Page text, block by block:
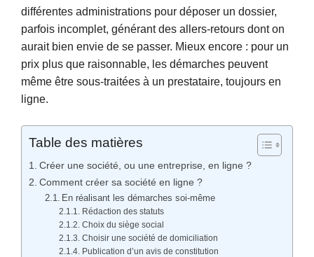
différentes administrations pour déposer un dossier,
parfois incomplet, générant des allers-retours dont on
aurait bien envie de se passer. Mieux encore : pour un
prix plus que raisonnable, les démarches peuvent
même être sous-traitées à un prestataire, toujours en
ligne.
Table des matières
Créer une société, ou une entreprise, en ligne ?
Comment créer sa société en ligne ?
En réalisant les démarches soi-même
Rédaction des statuts
Choix du siège social
Choisir une société de domiciliation
Publication d’un avis de constitution